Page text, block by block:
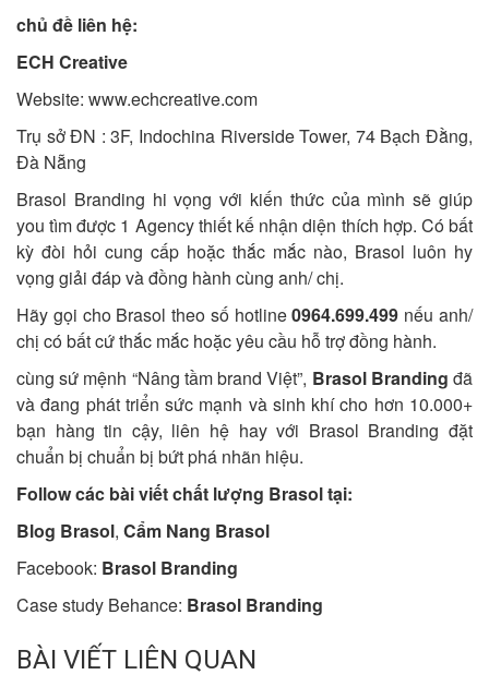
chủ đề liên hệ:
ECH Creative
Website: www.echcreative.com
Trụ sở ĐN : 3F, Indochina Riverside Tower, 74 Bạch Đằng,
Đà Nẵng
Brasol Branding hi vọng với kiến thức của mình sẽ giúp
you tìm được 1 Agency thiết kế nhận diện thích hợp. Có bất
kỳ đòi hỏi cung cấp hoặc thắc mắc nào, Brasol luôn hy
vọng giải đáp và đồng hành cùng anh/ chị.
Hãy gọi cho Brasol theo số hotline0964.699.499 nếu anh/
chị có bất cứ thắc mắc hoặc yêu cầu hỗ trợ đồng hành.
cùng sứ mệnh “Nâng tầm brand Việt”, Brasol Branding đã
và đang phát triển sức mạnh và sinh khí cho hơn 10.000+
bạn hàng tin cậy, liên hệ hay với Brasol Branding đặt
chuẩn bị chuẩn bị bứt phá nhãn hiệu.
Follow các bài viết chất lượng Brasol tại:
Blog Brasol, Cẩm Nang Brasol
Facebook: Brasol Branding
Case study Behance: Brasol Branding
BÀI VIẾT LIÊN QUAN